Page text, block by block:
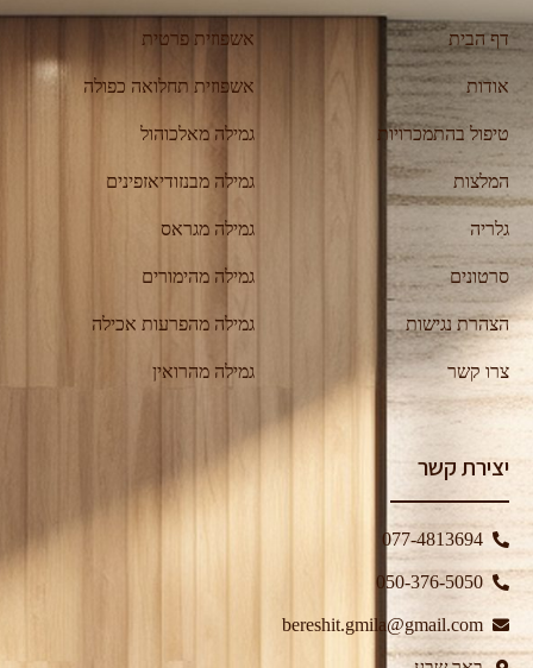
דף הבית
אודות
טיפול בהתמכרויות
המלצות
גלריה
סרטונים
הצהרת נגישות
צרו קשר
אשפוזית פרטית
אשפוזית תחלואה כפולה
גמילה מאלכוהול
גמילה מבנזודיאזפינים
גמילה מגראס
גמילה מהימורים
גמילה מהפרעות אכילה
גמילה מהרואין
יצירת קשר
077-4813694
050-376-5050⁩
bereshit.gmila@gmail.com